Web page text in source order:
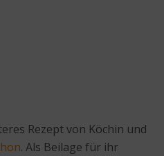
Rezept von Köchin und
. Als Beilage für ihr